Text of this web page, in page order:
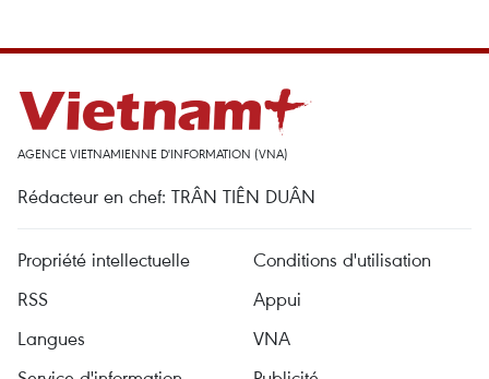
AGENCE VIETNAMIENNE D'INFORMATION (VNA)
Rédacteur en chef: TRÂN TIÊN DUÂN
Propriété intellectuelle
Conditions d'utilisation
RSS
Appui
Langues
VNA